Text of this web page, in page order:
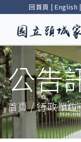
回首頁 | English |
公告
首頁 / 行政單